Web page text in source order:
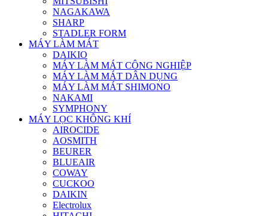
NAGAKAWA
SHARP
STADLER FORM
MÁY LÀM MÁT
DAIKIO
MÁY LÀM MÁT CÔNG NGHIỆP
MÁY LÀM MÁT DÂN DỤNG
MÁY LÀM MÁT SHIMONO
NAKAMI
SYMPHONY
MÁY LỌC KHÔNG KHÍ
AIROCIDE
AOSMITH
BEURER
BLUEAIR
COWAY
CUCKOO
DAIKIN
Electrolux